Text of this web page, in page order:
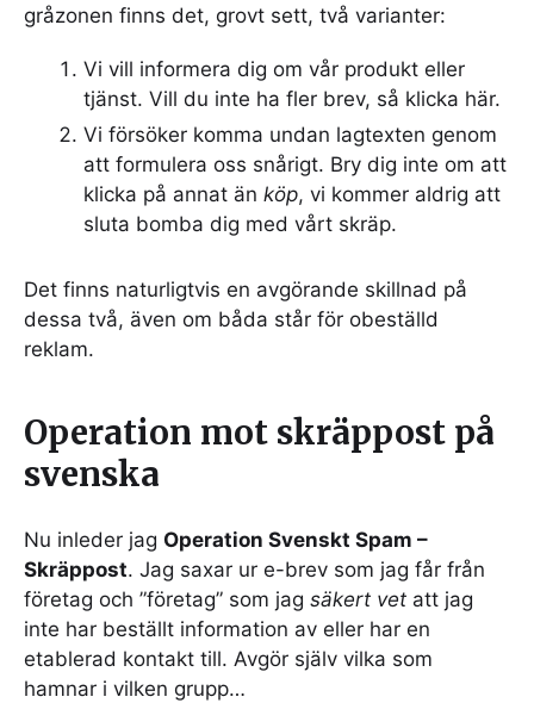
gråzonen finns det, grovt sett, två varianter:
Vi vill informera dig om vår produkt eller
tjänst. Vill du inte ha fler brev, så klicka här.
Vi försöker komma undan lagtexten genom
att formulera oss snårigt. Bry dig inte om att
klicka på annat än köp, vi kommer aldrig att
sluta bomba dig med vårt skräp.
Det finns naturligtvis en avgörande skillnad på
dessa två, även om båda står för obeställd
reklam.
Operation mot skräppost på
svenska
Nu inleder jag Operation Svenskt Spam –
Skräppost. Jag saxar ur e-brev som jag får från
företag och ”företag” som jag säkert vet att jag
inte har beställt information av eller har en
etablerad kontakt till. Avgör själv vilka som
hamnar i vilken grupp…